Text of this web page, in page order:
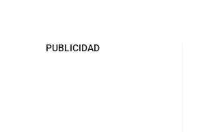
PUBLICIDAD